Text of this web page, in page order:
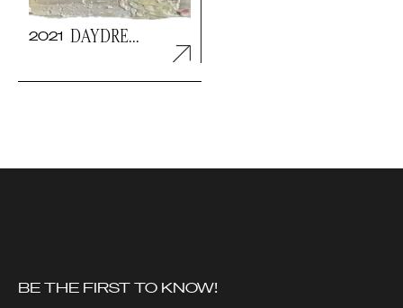
2021 DAYDRE...
BE THE FIRST TO KNOW!